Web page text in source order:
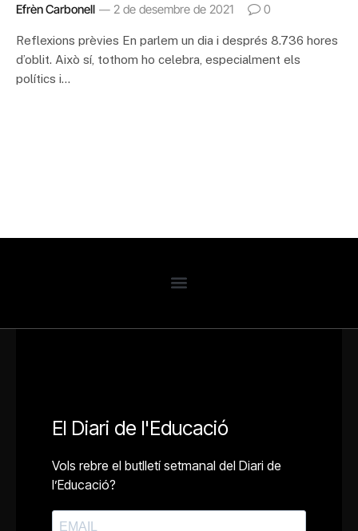
Efrèn Carbonell 2 de desembre de 2021 0
Reflexions prèvies En parlem un dia i després 8.736 hores
d’oblit. Això sí, tothom ho celebra, especialment els
polítics i…